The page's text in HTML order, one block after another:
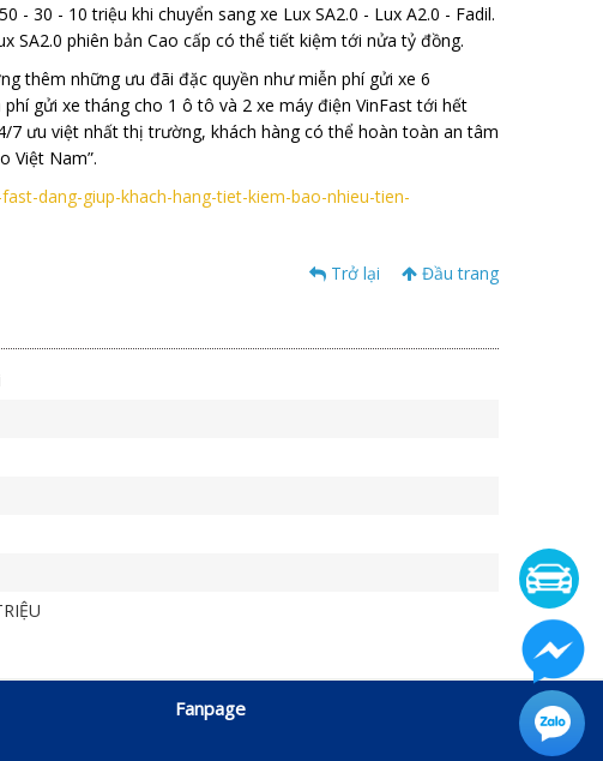
30 - 10 triệu khi chuyển sang xe Lux SA2.0 - Lux A2.0 - Fadil.
SA2.0 phiên bản Cao cấp có thể tiết kiệm tới nửa tỷ đồng.
thêm những ưu đãi đặc quyền như miễn phí gửi xe 6
gửi xe tháng cho 1 ô tô và 2 xe máy điện VinFast tới hết
7 ưu việt nhất thị trường, khách hàng có thể hoàn toàn an tâm
Việt Nam”.
dang-giup-khach-hang-tiet-kiem-bao-nhieu-tien-
Trở lại Đầu trang
Fanpage